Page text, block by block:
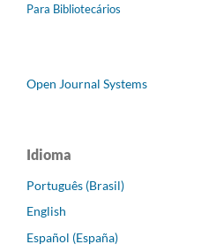
Para Bibliotecários
Open Journal Systems
Idioma
Português (Brasil)
English
Español (España)